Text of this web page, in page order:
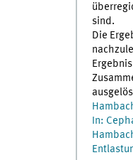
sind.
Die
In: